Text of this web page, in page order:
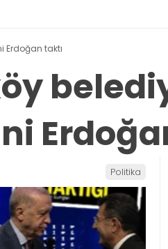
Erdoğan taktı
Politika